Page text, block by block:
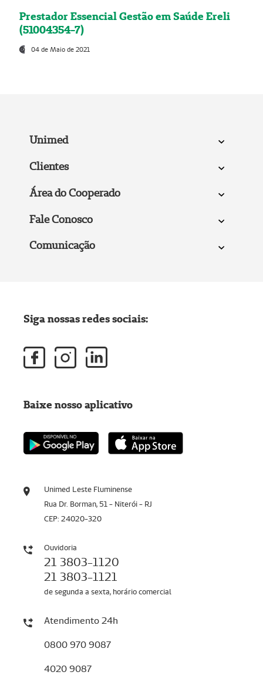
Prestador Essencial Gestão em Saúde Ereli
(51004354-7)
04 de Maio de 2021
Unimed
Clientes
Área do Cooperado
Fale Conosco
Comunicação
Unimed Leste Fluminense
Rua Dr. Borman, 51 - Niterói - RJ
CEP: 24020-320
Ouvidoria
21 3803-1120
21 3803-1121
de segunda a sexta, horário comercial
Atendimento 24h
0800 970 9087
4020 9087
Siga nossas redes sociais:
Baixe nosso aplicativo